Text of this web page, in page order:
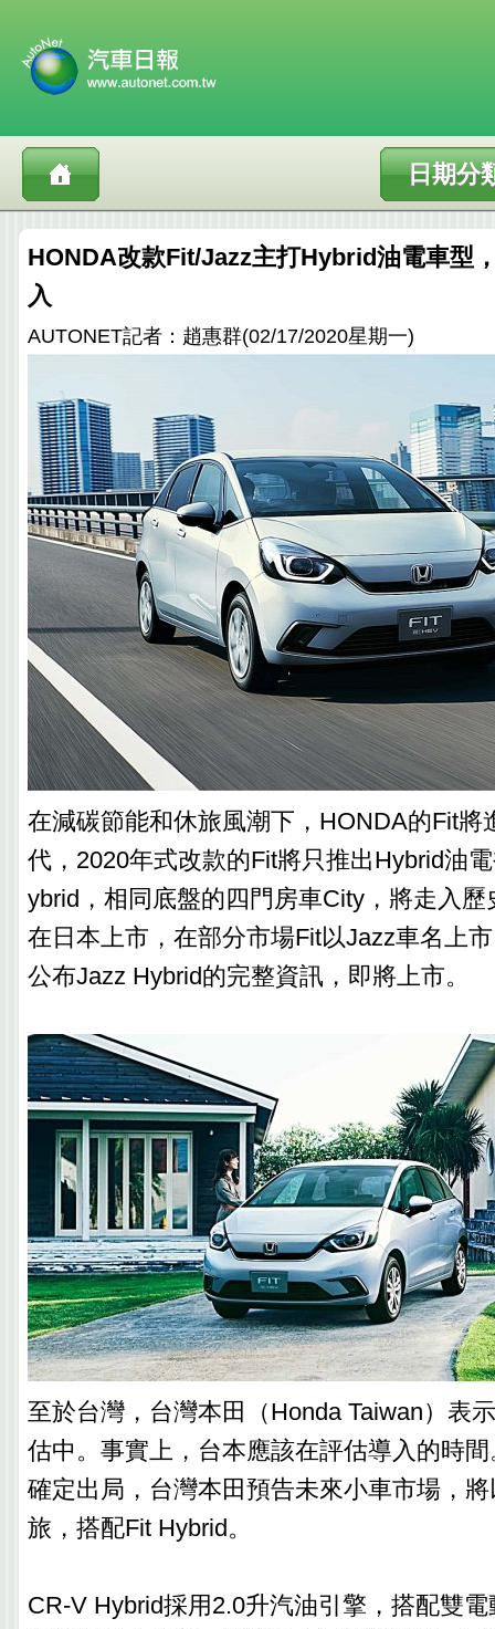
日期分
HONDA改款Fit/Jazz主打Hybrid油電車型
入
AUTONET記者：趙惠群(02/17/2020星期一)
在減碳節能和休旅風潮下，HONDA的Fit將
代，2020年式改款的Fit將只推出Hybrid油
ybrid，相同底盤的四門房車City，將走入歷
在日本上市，在部分市場Fit以Jazz車名上
公布Jazz Hybrid的完整資訊，即將上市。
至於台灣，台灣本田（Honda Taiwan）表
估中。事實上，台本應該在評估導入的時
確定出局，台灣本田預告未來小車市場，
旅，搭配Fit Hybrid。
‎CR-V Hybrid採用2.0升汽油引擎，搭配雙